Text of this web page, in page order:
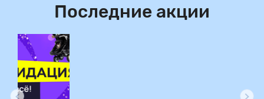
Последние акции